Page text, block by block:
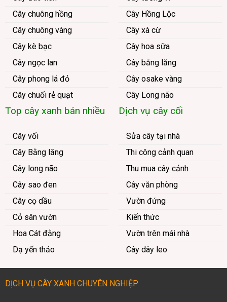
Cây chuông hồng
Cây chuông vàng
Cây kè bạc
Cây ngọc lan
Cây phong lá đỏ
Cây chuối rẻ quạt
Cây Hồng Lộc
Cây xà cừ
Cây hoa sữa
Cây bằng lăng
Cây osake vàng
Cây Long não
Top cây xanh bán nhiều
Cây vối
Cây Bằng lăng
Cây long não
Cây sao đen
Cây cọ dầu
Cỏ sân vườn
Hoa Cát đằng
Dạ yến thảo
Dịch vụ cây cối
Sửa cây tại nhà
Thi công cảnh quan
Thu mua cây cảnh
Cây văn phòng
Vườn đứng
Kiến thức
Vườn trên mái nhà
Cây dây leo
DỊCH VỤ CÂY XANH CHUYÊN NGHIỆP